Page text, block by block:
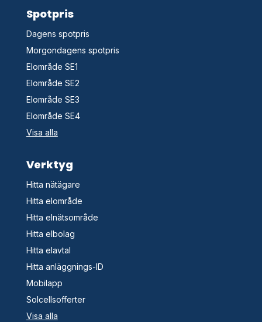
Spotpris
Dagens spotpris
Morgondagens spotpris
Elområde SE1
Elområde SE2
Elområde SE3
Elområde SE4
Visa alla
Verktyg
Hitta nätägare
Hitta elområde
Hitta elnätsområde
Hitta elbolag
Hitta elavtal
Hitta anläggnings-ID
Mobilapp
Solcellsofferter
Visa alla